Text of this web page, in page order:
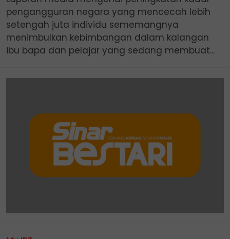
pengangguran negara yang mencecah lebih
setengah juta individu sememangnya
menimbulkan kebimbangan dalam kalangan
ibu bapa dan pelajar yang sedang membuat...